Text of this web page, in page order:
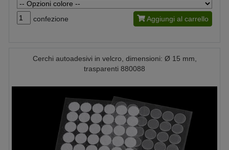
confezione Aggiungi al carrello
Cerchi autoadesivi in velcro, dimensioni: Ø 15 mm,
trasparenti 880088